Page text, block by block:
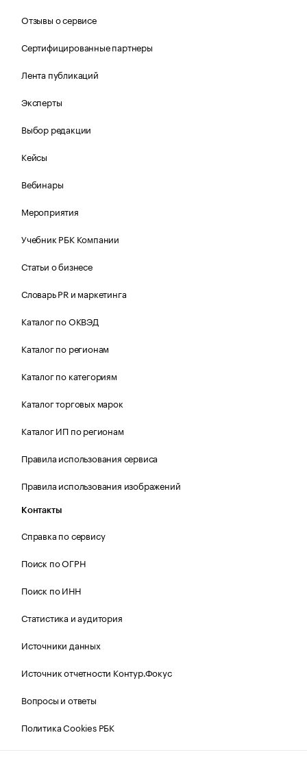
Отзывы о сервисе
Сертифицированные партнеры
Лента публикаций
Эксперты
Выбор редакции
Кейсы
Вебинары
Мероприятия
Учебник РБК Компании
Статьи о бизнесе
Словарь PR и маркетинга
Каталог по ОКВЭД
Каталог по регионам
Каталог по категориям
Каталог торговых марок
Каталог ИП по регионам
Правила использования сервиса
Правила использования изображений
Контакты
Справка по сервису
Поиск по ОГРН
Поиск по ИНН
Статистика и аудитория
Источники данных
Источник отчетности Контур.Фокус
Вопросы и ответы
Политика Cookies РБК